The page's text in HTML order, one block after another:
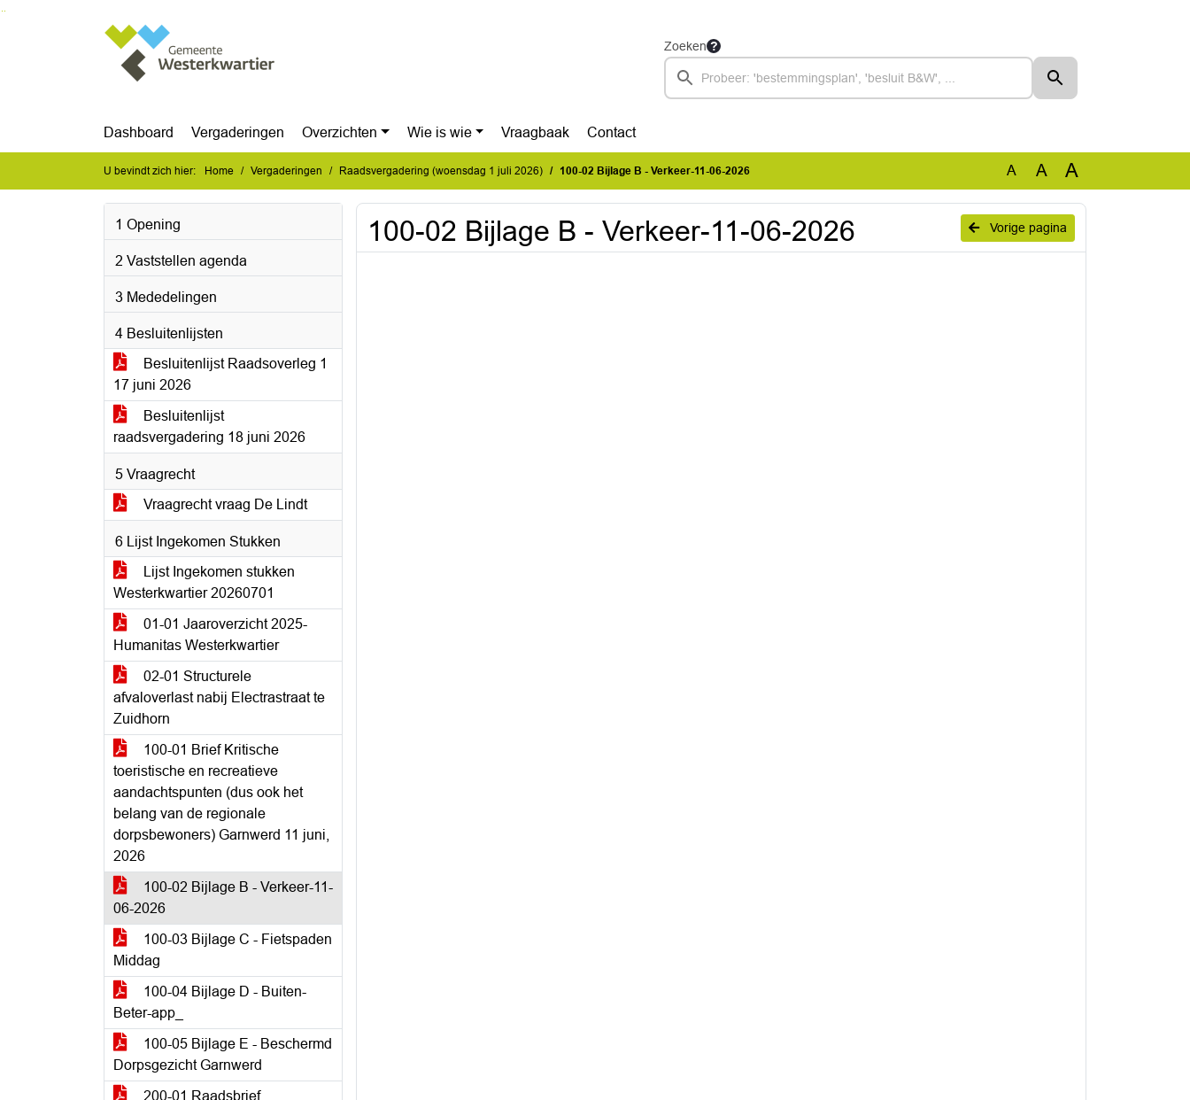
Zoeken
Dashboard Vergaderingen Overzichten Wie is wie Vraagbaak Contact
U bevindt zich hier: Home Vergaderingen Raadsvergadering (woensdag 1 juli 2026) 100-02 Bijlage B - Verkeer-11-06-2026 A A A
1 Opening
2 Vaststellen agenda
3 Mededelingen
4 Besluitenlijsten
Besluitenlijst Raadsoverleg 1
17 juni 2026
Besluitenlijst
raadsvergadering 18 juni 2026
5 Vraagrecht
Vraagrecht vraag De Lindt
6 Lijst Ingekomen Stukken
Lijst Ingekomen stukken
Westerkwartier 20260701
01-01 Jaaroverzicht 2025-
Humanitas Westerkwartier
02-01 Structurele
afvaloverlast nabij Electrastraat te
Zuidhorn
100-01 Brief Kritische
toeristische en recreatieve
aandachtspunten (dus ook het
belang van de regionale
dorpsbewoners) Garnwerd 11 juni,
2026
100-02 Bijlage B - Verkeer-11-
06-2026
100-03 Bijlage C - Fietspaden
Middag
100-04 Bijlage D - Buiten-
Beter-app_
100-05 Bijlage E - Beschermd
Dorpsgezicht Garnwerd
200-01 Raadsbrief
Vorige pagina
100-02 Bijlage B - Verkeer-11-06-2026